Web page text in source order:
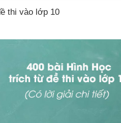
thi vào lớp 10